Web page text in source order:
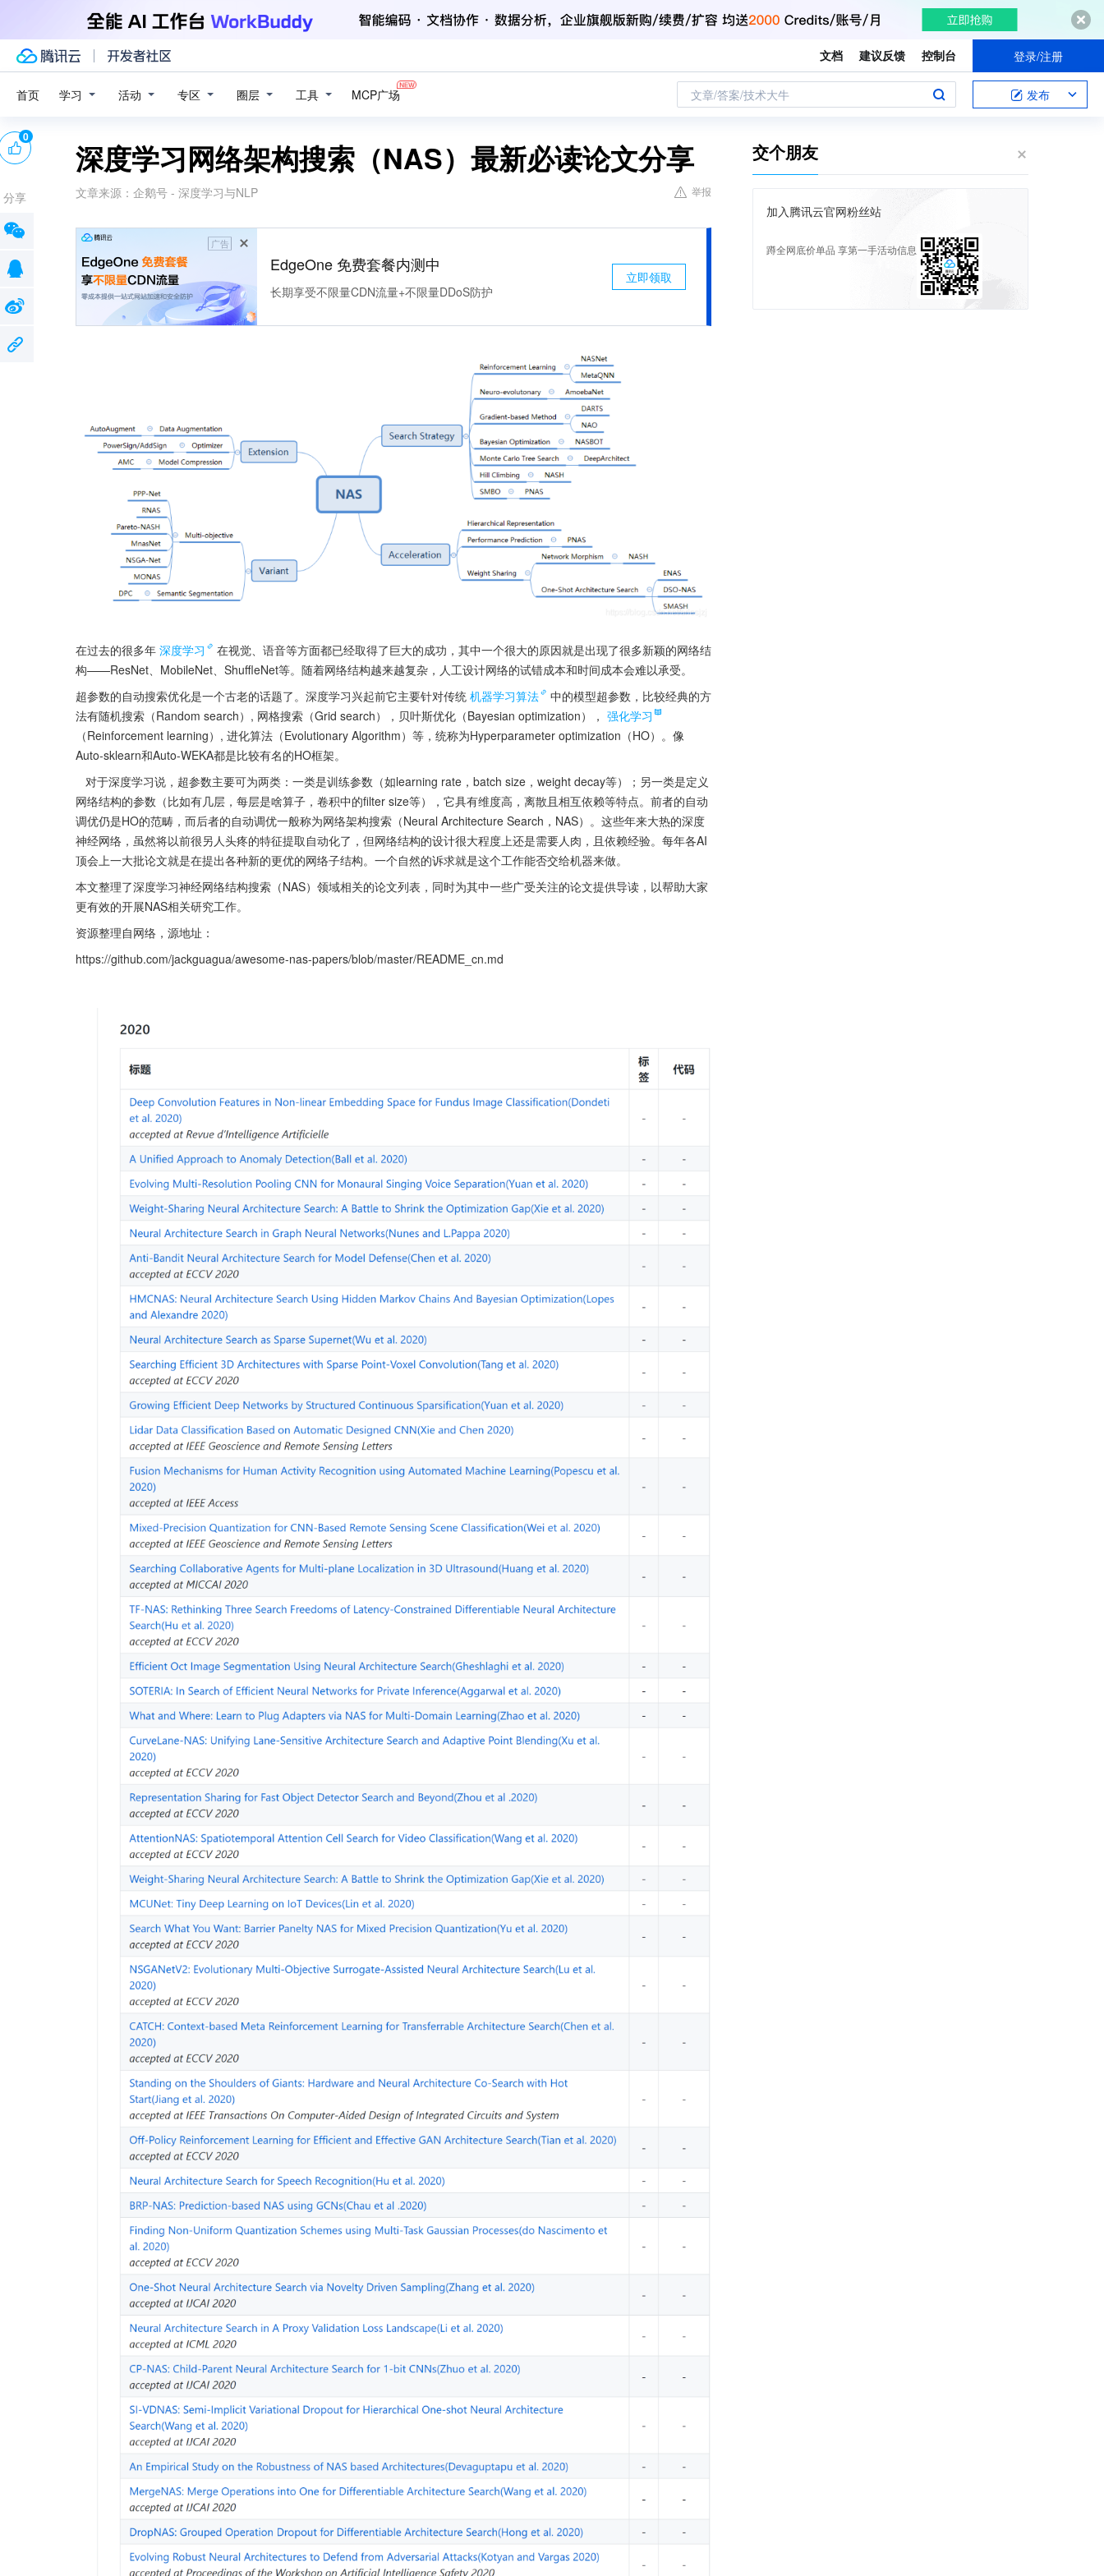
文档 建议反馈 控制台 登录/注册
首页 学习 活动 专区 圈层 工具 MCP广场 文章/答案/技术大牛 发布
深度学习网络架构搜索（NAS）最新必读论文分享
文章来源： 企鹅号 - 深度学习与NLP 举报
广告
EdgeOne 免费套餐内测中
长期享受不限量CDN流量+不限量DDoS防护
立即领取
在过去的很多年 深度学习
在视觉、语音等方面都已经取得了巨大的成功，其中一个很大的原因就是出现了很多新颖的网络结
构——ResNet、MobileNet、ShuffleNet等。随着网络结构越来越复杂，人工设计网络的试错成本和时间成本会难以承受。
超参数的自动搜索优化是一个古老的话题了。深度学习兴起前它主要针对传统 机器学习算法
中的模型超参数，比较经典的方
法有随机搜索（Random search）, 网格搜索（Grid search），贝叶斯优化（Bayesian optimization）， 强化学习
（Reinforcement learning）, 进化算法（Evolutionary Algorithm）等，统称为Hyperparameter optimization（HO）。像
Auto-sklearn和Auto-WEKA都是比较有名的HO框架。
网络结构的参数（比如有几层，每层是啥算子，卷积中的filter size等），它具有维度高，离散且相互依赖等特点。前者的自动
调优仍是HO的范畴，而后者的自动调优一般称为网络架构搜索（Neural Architecture Search，NAS）。这些年来大热的深度
神经网络，虽然将以前很另人头疼的特征提取自动化了，但网络结构的设计很大程度上还是需要人肉，且依赖经验。每年各AI
顶会上一大批论文就是在提出各种新的更优的网络子结构。一个自然的诉求就是这个工作能否交给机器来做。
本文整理了深度学习神经网络结构搜索（NAS）领域相关的论文列表，同时为其中一些广受关注的论文提供导读，以帮助大家
更有效的开展NAS相关研究工作。
资源整理自网络，源地址：
https://github.com/jackguagua/awesome-nas-papers/blob/master/README_cn.md
0
分享
交个朋友
加入腾讯云官网粉丝站
蹲全网底价单品 享第一手活动信息